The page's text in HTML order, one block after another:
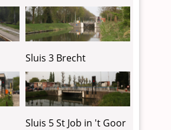
Sluis 3 Brecht
Sluis 5 St Job in 't Goor